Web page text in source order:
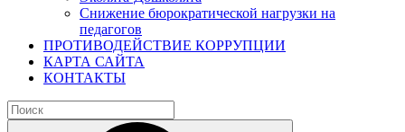
Снижение бюрократической нагрузки на
педагогов
ПРОТИВОДЕЙСТВИЕ КОРРУПЦИИ
КАРТА САЙТА
КОНТАКТЫ